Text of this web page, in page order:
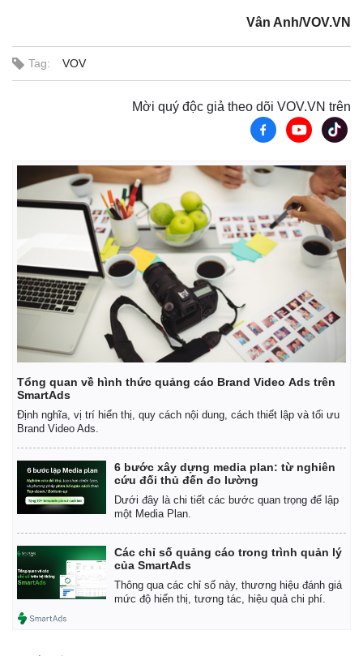
Vân Anh/VOV.VN
Tag: VOV
Mời quý độc giả theo dõi VOV.VN trên
Tổng quan về hình thức quảng cáo Brand Video Ads trên
SmartAds
Định nghĩa, vị trí hiển thị, quy cách nội dung, cách thiết lập và tối ưu
Brand Video Ads.
6 bước xây dựng media plan: từ nghiên
cứu đối thủ đến đo lường
Dưới đây là chi tiết các bước quan trọng để lập
một Media Plan.
Các chỉ số quảng cáo trong trình quản lý
của SmartAds
Thông qua các chỉ số này, thương hiệu đánh giá
mức độ hiển thị, tương tác, hiệu quả chi phí.